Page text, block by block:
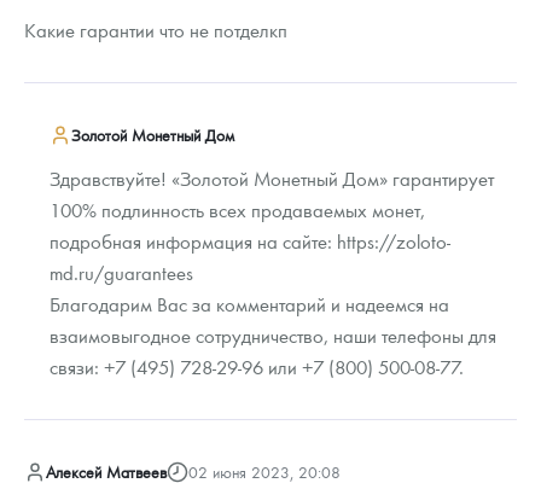
Какие гарантии что не потделкп
Золотой Монетный Дом
Здравствуйте! «Золотой Монетный Дом» гарантирует
100% подлинность всех продаваемых монет,
подробная информация на сайте: https://zoloto-
md.ru/guarantees
Благодарим Вас за комментарий и надеемся на
взаимовыгодное сотрудничество, наши телефоны для
связи: +7 (495) 728-29-96 или +7 (800) 500-08-77.
Алексей Матвеев 02 июня 2023, 20:08